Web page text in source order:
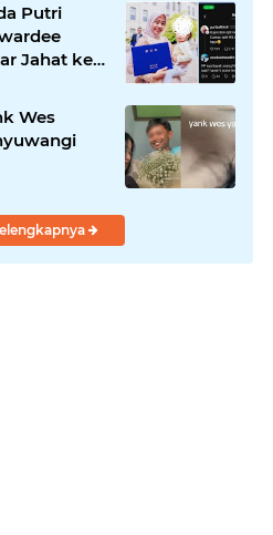
Putri
Jahat ke
Wes